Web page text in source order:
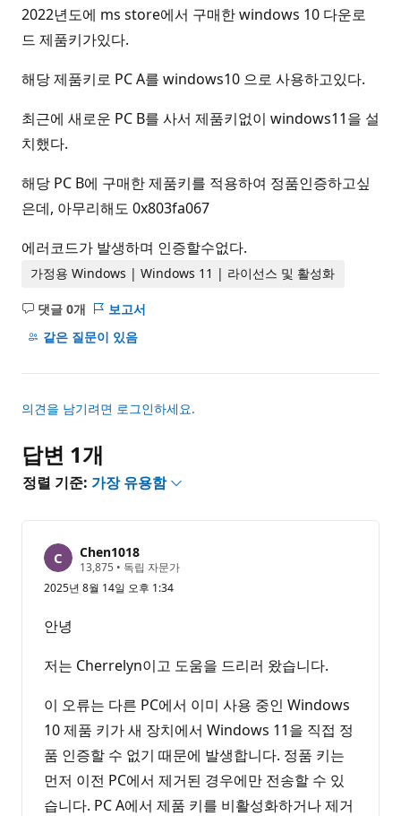
트
2022년도에 ms store에서 구매한 windows 10 다운로
드 제품키가있다.
해당 제품키로 PC A를 windows10 으로 사용하고있다.
최근에 새로운 PC B를 사서 제품키없이 windows11을 설
치했다.
해당 PC B에 구매한 제품키를 적용하여 정품인증하고싶
은데, 아무리해도 0x803fa067
에러코드가 발생하며 인증할수없다.
가정용 Windows | Windows 11 | 라이선스 및 활성화
댓글 0개
설
명
음
보고서
같은 질문이 있음
의견을 남기려면 로그인하세요.
답변 1개
정렬 기준: 가장 유용함
Chen1018
13,875 평
포
• 독립 자문가
2025년 8월 14일 오후 1:34
안녕
저는 Cherrelyn이고 도움을 드리러 왔습니다.
이 오류는 다른 PC에서 이미 사용 중인 Windows
10 제품 키가 새 장치에서 Windows 11을 직접 정
품 인증할 수 없기 때문에 발생합니다. 정품 키는
먼저 이전 PC에서 제거된 경우에만 전송할 수 있
습니다. PC A에서 제품 키를 비활성화하거나 제거